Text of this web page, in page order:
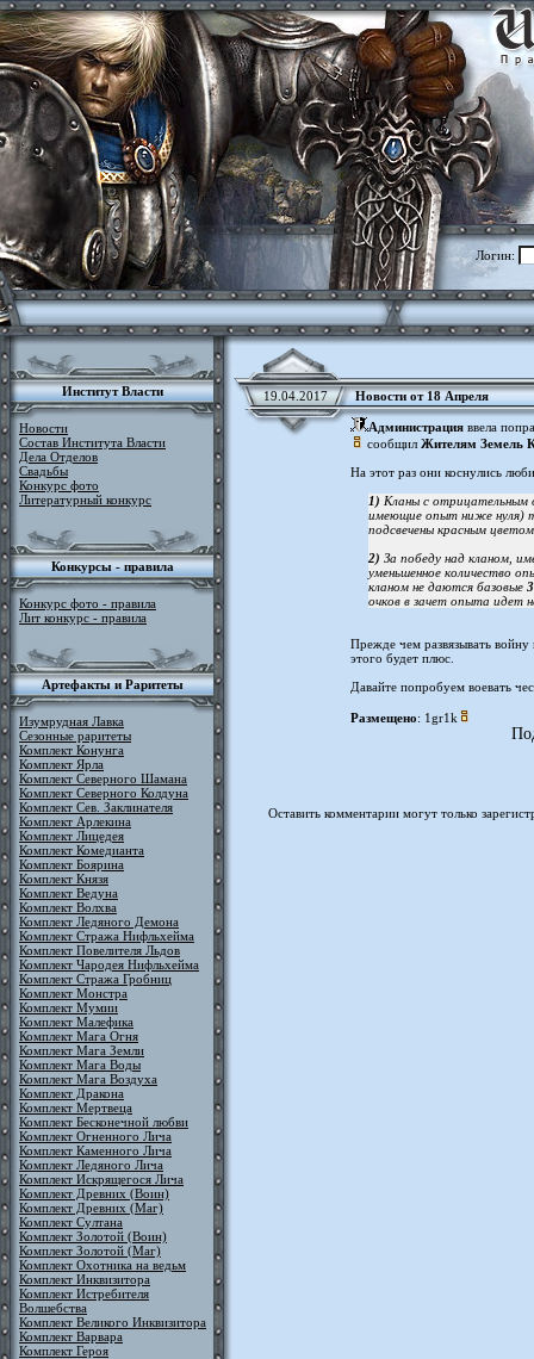
Логин:
Институт Власти
Новости
Состав Института Власти
Дела Отделов
Свадьбы
Конкурс фото
Литературный конкурс
Конкурсы - правила
Конкурс фото - правила
Лит конкурс - правила
Артефакты и Раритеты
Изумрудная Лавка
Сезонные раритеты
Комплект Конунга
Комплект Ярла
Комплект Северного Шамана
Комплект Северного Колдуна
Комплект Сев. Заклинателя
Комплект Арлекина
Комплект Лицедея
Комплект Комедианта
Комплект Боярина
Комплект Князя
Комплект Ведуна
Комплект Волхва
Комплект Ледяного Демона
Комплект Стража Нифльхейма
Комплект Повелителя Льдов
Комплект Чародея Нифльхейма
Комплект Стража Гробниц
Комплект Монстра
Комплект Мумии
Комплект Малефика
Комплект Мага Огня
Комплект Мага Земли
Комплект Мага Воды
Комплект Мага Воздуха
Комплект Дракона
Комплект Мертвеца
Комплект Бесконечной любви
Комплект Огненного Лича
Комплект Каменного Лича
Комплект Ледяного Лича
Комплект Искрящегося Лича
Комплект Древних (Воин)
Комплект Древних (Маг)
Комплект Султана
Комплект Золотой (Воин)
Комплект Золотой (Маг)
Комплект Охотника на ведьм
Комплект Инквизитора
Комплект Истребителя
Волшебства
Комплект Великого Инквизитора
Комплект Варвара
Комплект Героя
19.04.2017 Новости от 18 Апреля
Администрация ввела
сообщил Жителям Земель
На этот раз они коснулись
1) Кланы с отрицательным
имеющие опыт ниже нуля)
подсвечены красным
2) За победу над кланом,
уменьшенное количество
кланом не даются базовые
очков в зачет опыта идет
Прежде чем развязывать
этого будет плюс.
Давайте попробуем воевать
Размещено: 1gr1k
Оставить комментарии могут только